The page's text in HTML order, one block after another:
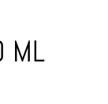
ML